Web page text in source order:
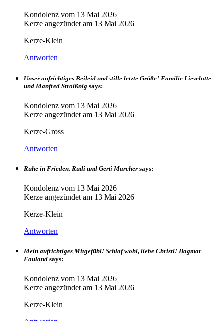
Kondolenz vom 13 Mai 2026
Kerze angezündet am 13 Mai 2026
Kerze-Klein
Antworten
Unser aufrichtiges Beileid und stille letzte Grüße! Familie Lieselotte
und Manfred Stroißnig says:
Kondolenz vom 13 Mai 2026
Kerze angezündet am 13 Mai 2026
Kerze-Gross
Antworten
Ruhe in Frieden. Rudi und Gerti Marcher says:
Kondolenz vom 13 Mai 2026
Kerze angezündet am 13 Mai 2026
Kerze-Klein
Antworten
Mein aufrichtiges Mitgefühl! Schlaf wohl, liebe Christl! Dagmar
Fauland says:
Kondolenz vom 13 Mai 2026
Kerze angezündet am 13 Mai 2026
Kerze-Klein